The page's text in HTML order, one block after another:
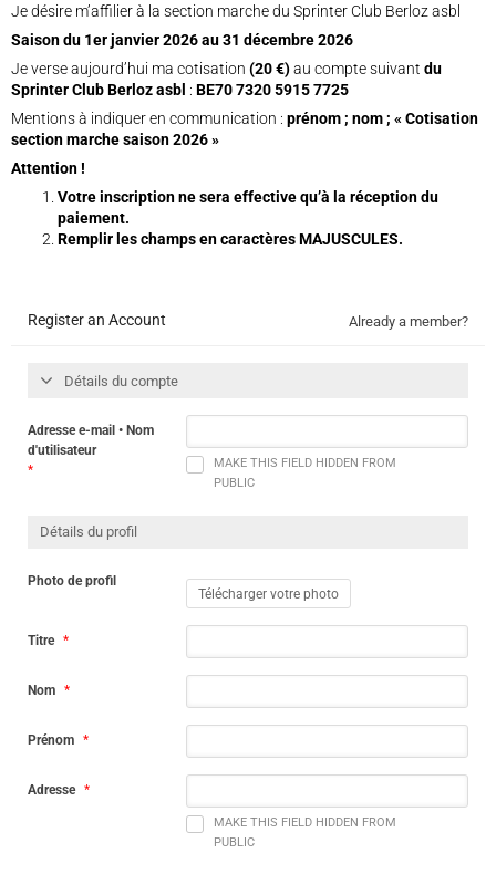
Je désire m’affilier à la section marche du Sprinter Club Berloz asbl
Saison du 1er janvier 2026 au 31 décembre 2026
Je verse aujourd’hui ma cotisation (20 €)au compte suivant du
Sprinter Club Berloz asbl : BE70 7320 5915 7725
Mentions à indiquer en communication : prénom ; nom ; « Cotisation
section marche saison 2026 »
Attention !
Votre inscription ne sera effective qu’à la réception du
paiement.
Remplir les champs en caractères MAJUSCULES.
Register an Account Already a member?
Détails du compte
Adresse e-mail • Nom
d'utilisateur
*
MAKE THIS FIELD HIDDEN FROM
PUBLIC
Détails du profil
Photo de profil
Télécharger votre photo
Titre *
Nom *
Prénom *
Adresse *
MAKE THIS FIELD HIDDEN FROM
PUBLIC